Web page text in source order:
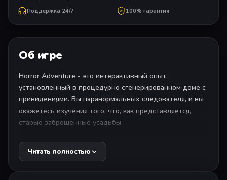
Поддержка 24/7
100% гарантия
Об игре
Horror Adventure - это интерактивный опыт,
установленный в процедурно сгенерированном доме с
привидениями. Вы паранормальных следователя, и вы
окажетесь изучения того, что, как представляется,
старые заброшенные усадьбы.
Вы сможете взаимодействовать с основными
предметами и ограниченными инструментами в вашем
Читать полностью